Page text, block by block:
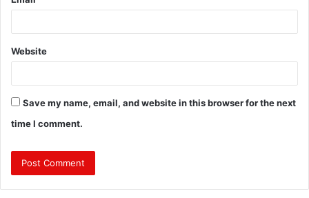
Website
Save my name, email, and website in this browser for the next
time I comment.